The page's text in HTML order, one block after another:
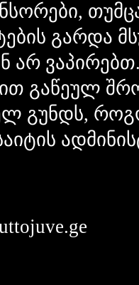
გარდა
არ
გაწეულ
გუნდს,